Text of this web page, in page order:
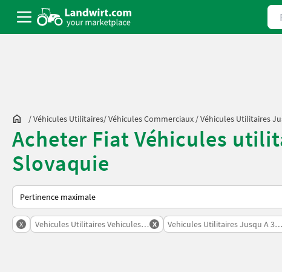
/Véhicules Utilitaires/ Véhicules Commerciaux /Véhicules Utilitaires
Acheter Fiat Véhicules
Slovaquie
Voici comment les annonces sont triées sur Landwirt.com
x Vehicules Utilitaires Vehicules Commerciaux
x Vehicules Utilitaires Jusqu A 3